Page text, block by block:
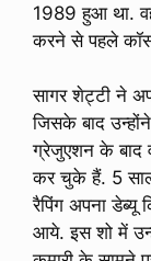
1989 हुआ था.
करने से पहले
सागर शेट्टी ने
जिसके बाद
ग्रेजुएशन के बाद
कर चुके हैं. 5
रैपिंग अपना डेब्यू
आये. इस शो में